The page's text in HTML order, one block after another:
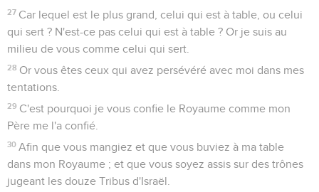
27 Car lequel est le plus grand, celui qui est à table, ou celui
qui sert ? N'est-ce pas celui qui est à table ? Or je suis au
milieu de vous comme celui qui sert.
28 Or vous êtes ceux qui avez persévéré avec moi dans mes
tentations.
29 C'est pourquoi je vous confie le Royaume comme mon
Père me l'a confié.
30 Afin que vous mangiez et que vous buviez à ma table
dans mon Royaume ; et que vous soyez assis sur des trônes
jugeant les douze Tribus d'Israël.